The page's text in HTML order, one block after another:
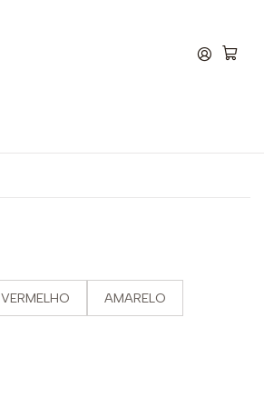
VERMELHO AMARELO